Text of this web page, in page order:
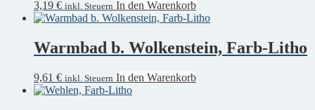
3,19 € inkl. Steuern In den Warenkorb
Warmbad b. Wolkenstein, Farb-Litho
9,61 € inkl. Steuern In den Warenkorb